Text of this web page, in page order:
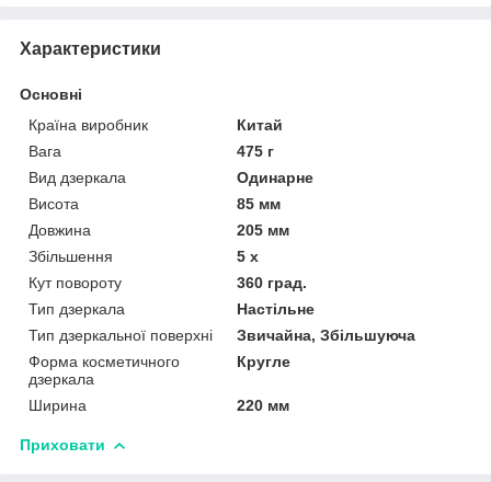
Характеристики
Основні
Країна виробник
Китай
Вага
475 г
Вид дзеркала
Одинарне
Висота
85 мм
Довжина
205 мм
Збільшення
5 х
Кут повороту
360 град.
Тип дзеркала
Настільне
Тип дзеркальної поверхні
Звичайна, Збільшуюча
Форма косметичного
дзеркала
Кругле
Ширина 220 мм
Приховати